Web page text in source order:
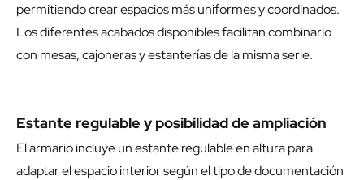
permitiendo crear espacios más uniformes y coordinados.
Los diferentes acabados disponibles facilitan combinarlo
con mesas, cajoneras y estanterías de la misma serie.
Estante regulable y posibilidad de ampliación
El armario incluye un estante regulable en altura para
adaptar el espacio interior según el tipo de documentación